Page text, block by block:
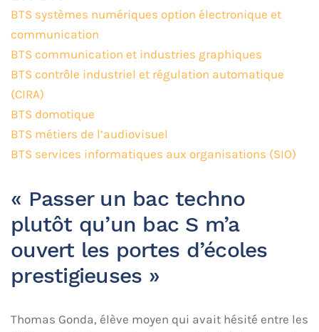
BTS systèmes numériques option électronique et
communication
BTS communication et industries graphiques
BTS contrôle industriel et régulation automatique
(CIRA)
BTS domotique
BTS métiers de l’audiovisuel
BTS services informatiques aux organisations (SIO)
« Passer un bac techno
plutôt qu’un bac S m’a
ouvert les portes d’écoles
prestigieuses »
Thomas Gonda, élève moyen qui avait hésité entre les